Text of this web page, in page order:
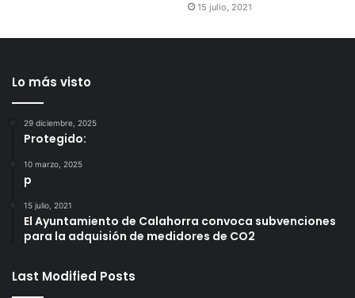
15 julio, 2021
Lo más visto
29 diciembre, 2025
Protegido:
10 marzo, 2025
p
15 julio, 2021
El Ayuntamiento de Calahorra convoca subvenciones
para la adquisión de medidores de CO2
Last Modified Posts